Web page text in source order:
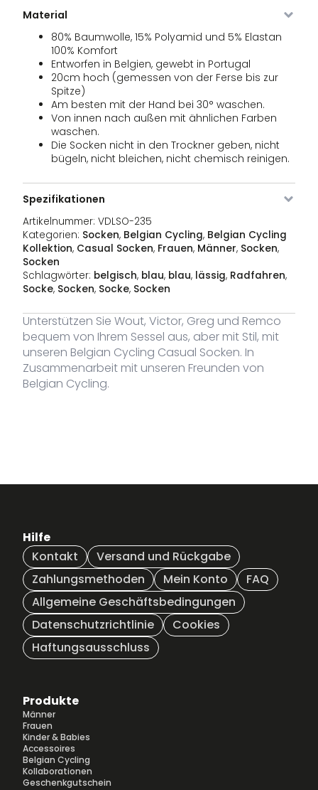
Material
80% Baumwolle, 15% Polyamid und 5% Elastan
100% Komfort
Entworfen in Belgien, gewebt in Portugal
20cm hoch (gemessen von der Ferse bis zur
Spitze)
Am besten mit der Hand bei 30° waschen.
Von innen nach außen mit ähnlichen Farben
waschen.
Die Socken nicht in den Trockner geben, nicht
bügeln, nicht bleichen, nicht chemisch reinigen.
Spezifikationen
Artikelnummer: VDLSO-235
Kategorien: Socken, Belgian Cycling, Belgian Cycling
Kollektion, Casual Socken, Frauen, Männer, Socken,
Socken
Schlagwörter: belgisch, blau, blau, lässig, Radfahren,
Socke, Socken, Socke, Socken
Unterstützen Sie Wout, Victor, Greg und Remco
bequem von Ihrem Sessel aus, aber mit Stil, mit
unseren Belgian Cycling Casual Socken. In
Zusammenarbeit mit unseren Freunden von
Belgian Cycling.
Hilfe
Kontakt
Versand und Rückgabe
Zahlungsmethoden
Mein Konto
FAQ
Allgemeine Geschäftsbedingungen
Datenschutzrichtlinie
Cookies
Haftungsausschluss
Produkte
Männer
Frauen
Kinder & Babies
Accessoires
Belgian Cycling
Kollaborationen
Geschenkgutschein
Artikel
Nr.
Farbe Größe Lager
VDLSO-
235-36
Himmelblau 36 - 42
84
VDLSO-
Himmelblau 43 - 48
133 auf